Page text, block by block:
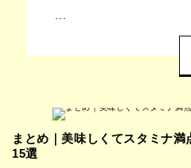
まとめ｜美味しくてスタミナ
15選